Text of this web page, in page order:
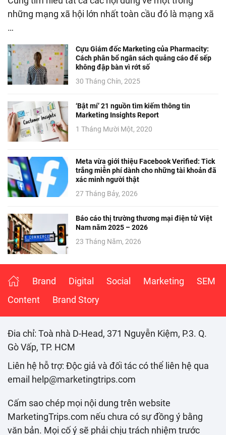
những mạng xã hội lớn nhất toàn cầu đó là mạng xã
…
Cựu Giám đốc Marketing của Pharmacity:
Cách phân bổ ngân sách quảng cáo để sếp
không đập bàn vì rớt số
30 Tháng Chín, 2025
‘Bật mí’ 21 nguồn tìm kiếm thông tin
Marketing Insights Report
1 Tháng Mười Một, 2020
Meta vừa giới thiệu Facebook Verified: Tick
trắng miễn phí dành cho những tài khoản đã
xác minh người thật
27 Tháng Bảy, 2026
Báo cáo thị trường thương mại điện tử Việt
Nam năm 2025 – 2026
23 Tháng Năm, 2026
Brand Digital Social Marketing
SEM
Content
Brand Story
Đia chỉ: Toà nhà D-Head, 371 Nguyễn Kiệm, P.3. Q.
Gò Vấp, TP. HCM
Liên hệ hỗ trợ: Độc giả và đối tác có thể liên hệ qua
email help@marketingtrips.com
Cấm sao chép mọi nội dung trên website
MarketingTrips.com nếu chưa có sự đồng ý bằng
văn bản. Mọi cố ý sẽ phải chịu trách nhiệm trước